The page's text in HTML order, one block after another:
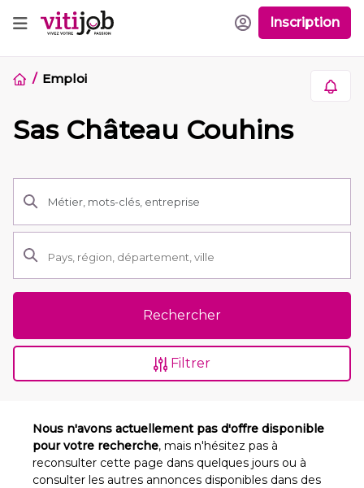
Inscription
Emploi
Sas Château Couhins
Rechercher
Filtrer
Nous n'avons actuellement pas d'offre disponible
pour votre recherche, mais n'hésitez pas à
reconsulter cette page dans quelques jours ou à
consulter les autres annonces disponibles dans des